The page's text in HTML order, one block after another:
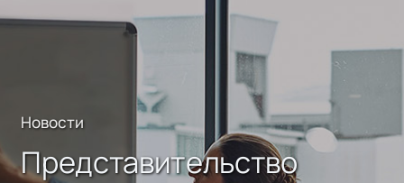
Новости
Представительство